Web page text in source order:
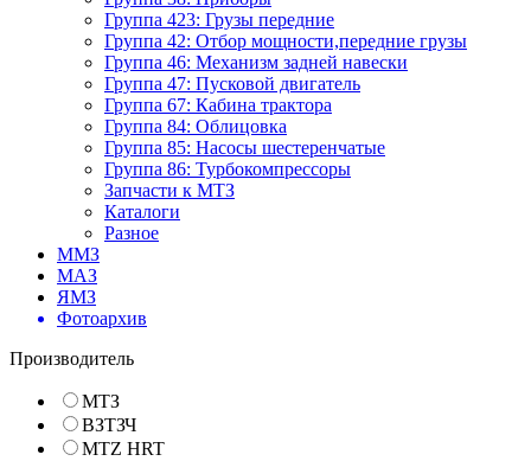
Группа 423: Грузы передние
Группа 42: Отбор мощности,передние грузы
Группа 46: Механизм задней навески
Группа 47: Пусковой двигатель
Группа 67: Кабина трактора
Группа 84: Облицовка
Группа 85: Насосы шестеренчатые
Группа 86: Турбокомпрессоры
Запчасти к МТЗ
Каталоги
Разное
ММЗ
МАЗ
ЯМЗ
Фотоархив
Производитель
МТЗ
ВЗТЗЧ
MTZ HRT